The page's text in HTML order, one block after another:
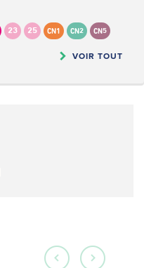
23 25 CN1 CN2 CN5
VOIR TOUT